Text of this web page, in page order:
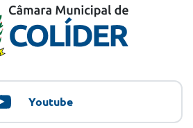
Youtube